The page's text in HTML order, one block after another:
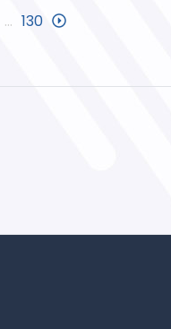
… 130